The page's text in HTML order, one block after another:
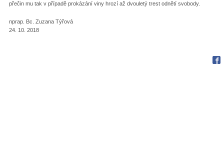
přečin mu tak v případě prokázání viny hrozí až dvouletý trest odnětí svobody.
nprap. Bc. Zuzana Týřová
24. 10. 2018